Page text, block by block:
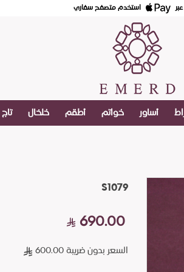
استخدم متصفح سفاري
أساور خواتم أطقم خلخال تاج
S1079
690.00
السعر بدون ضريبة 600.00